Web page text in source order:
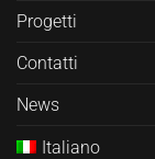
Progetti
Contatti
News
Italiano